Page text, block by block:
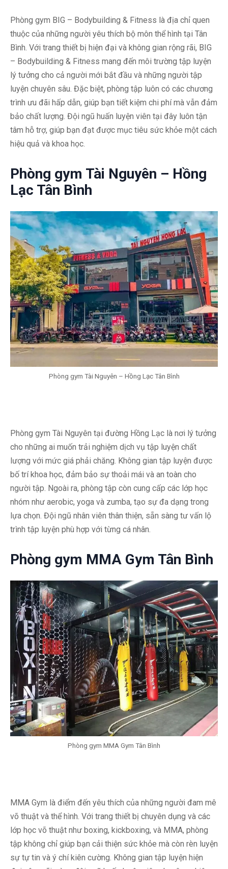
Phòng gym BIG – Bodybuilding & Fitness là địa chỉ quen
thuộc của những người yêu thích bộ môn thể hình tại Tân
Bình. Với trang thiết bị hiện đại và không gian rộng rãi, BIG
– Bodybuilding & Fitness mang đến môi trường tập luyện
lý tưởng cho cả người mới bắt đầu và những người tập
luyện chuyên sâu. Đặc biệt, phòng tập luôn có các chương
trình ưu đãi hấp dẫn, giúp bạn tiết kiệm chi phí mà vẫn đảm
bảo chất lượng. Đội ngũ huấn luyện viên tại đây luôn tận
tâm hỗ trợ, giúp bạn đạt được mục tiêu sức khỏe một cách
hiệu quả và khoa học.
Phòng gym Tài Nguyên – Hồng
Lạc Tân Bình
Phòng gym Tài Nguyên – Hồng Lạc Tân Bình
Phòng gym Tài Nguyên tại đường Hồng Lạc là nơi lý tưởng
cho những ai muốn trải nghiệm dịch vụ tập luyện chất
lượng với mức giá phải chăng. Không gian tập luyện được
bố trí khoa học, đảm bảo sự thoải mái và an toàn cho
người tập. Ngoài ra, phòng tập còn cung cấp các lớp học
nhóm như aerobic, yoga và zumba, tạo sự đa dạng trong
lựa chọn. Đội ngũ nhân viên thân thiện, sẵn sàng tư vấn lộ
trình tập luyện phù hợp với từng cá nhân.
Phòng gym MMA Gym Tân Bình
Phòng gym MMA Gym Tân Bình
MMA Gym là điểm đến yêu thích của những người đam mê
võ thuật và thể hình. Với trang thiết bị chuyên dụng và các
lớp học võ thuật như boxing, kickboxing, và MMA, phòng
tập không chỉ giúp bạn cải thiện sức khỏe mà còn rèn luyện
sự tự tin và ý chí kiên cường. Không gian tập luyện hiện